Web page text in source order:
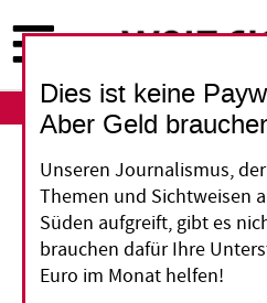
zum
Inhalt
Indien: Deutsche
Pranger
02. Juli 2014
Dies ist keine
Aber Geld
Unseren Journalismus,
Themen und Sichtweisen
Süden aufgreift, gibt es
brauchen dafür Ihre
Euro im Monat helfen!